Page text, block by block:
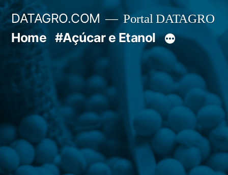
Pular
para
DATAGRO.COM Portal DATAGRO
Home #Açúcar e Etanol